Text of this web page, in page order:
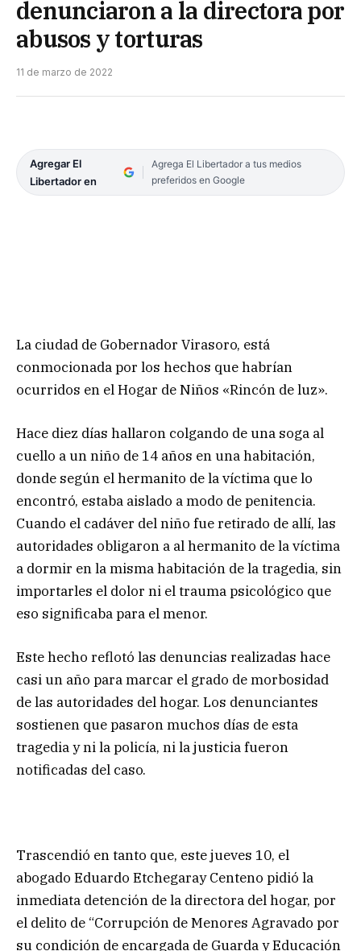
denunciaron a la directora por
abusos y torturas
11 de marzo de 2022
Agregar El
Libertador en
Agrega El Libertador a tus medios
preferidos en Google
La ciudad de Gobernador Virasoro, está
conmocionada por los hechos que habrían
ocurridos en el Hogar de Niños «Rincón de luz».
Hace diez días hallaron colgando de una soga al
cuello a un niño de 14 años en una habitación,
donde según el hermanito de la víctima que lo
encontró, estaba aislado a modo de penitencia.
Cuando el cadáver del niño fue retirado de allí, las
autoridades obligaron a al hermanito de la víctima
a dormir en la misma habitación de la tragedia, sin
importarles el dolor ni el trauma psicológico que
eso significaba para el menor.
Este hecho reflotó las denuncias realizadas hace
casi un año para marcar el grado de morbosidad
de las autoridades del hogar. Los denunciantes
sostienen que pasaron muchos días de esta
tragedia y ni la policía, ni la justicia fueron
notificadas del caso.
Trascendió en tanto que, este jueves 10, el
abogado Eduardo Etchegaray Centeno pidió la
inmediata detención de la directora del hogar, por
el delito de “Corrupción de Menores Agravado por
su condición de encargada de Guarda y Educación